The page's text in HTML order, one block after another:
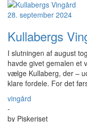
28. september 2024
Kullabergs
I slutningen af august
havde givet gemalen et
vælge Kullaberg, der –
klare fordele. For det
vingård
-
by Piskeriset